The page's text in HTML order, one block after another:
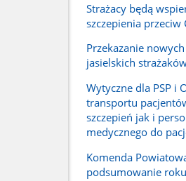
Strażacy będą
szczepienia przeciw
Przekazanie
jasielskich
Wytyczne dla PSP i
transportu
szczepień jak i
medycznego do
Komenda
podsumowanie